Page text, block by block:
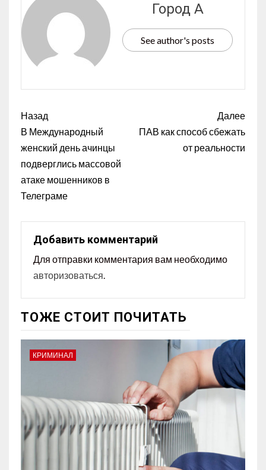
Город А
See author's posts
Назад
В Международный
женский день ачинцы
подверглись массовой
атаке мошенников в
Телеграме
Далее
ПАВ как способ сбежать
от реальности
Добавить комментарий
Для отправки комментария вам необходимо
авторизоваться.
ТОЖЕ СТОИТ ПОЧИТАТЬ
КРИМИНАЛ